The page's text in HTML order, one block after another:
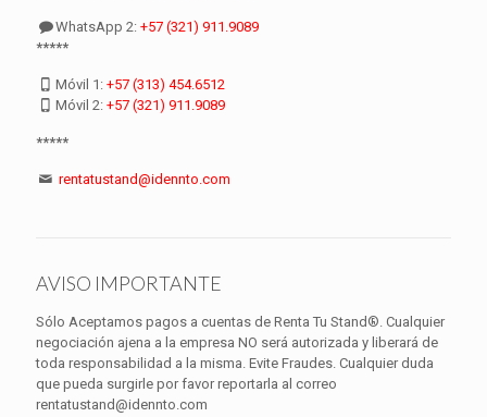
WhatsApp 2:+57 (321) 911.9089
*****
Móvil 1:+57 (313) 454.6512
Móvil 2:+57 (321) 911.9089
*****
rentatustand@idennto.com
AVISO IMPORTANTE
Sólo Aceptamos pagos a cuentas de Renta Tu Stand®. Cualquier
negociación ajena a la empresa NO será autorizada y liberará de
toda responsabilidad a la misma. Evite Fraudes. Cualquier duda
que pueda surgirle por favor reportarla al correo
rentatustand@idennto.com